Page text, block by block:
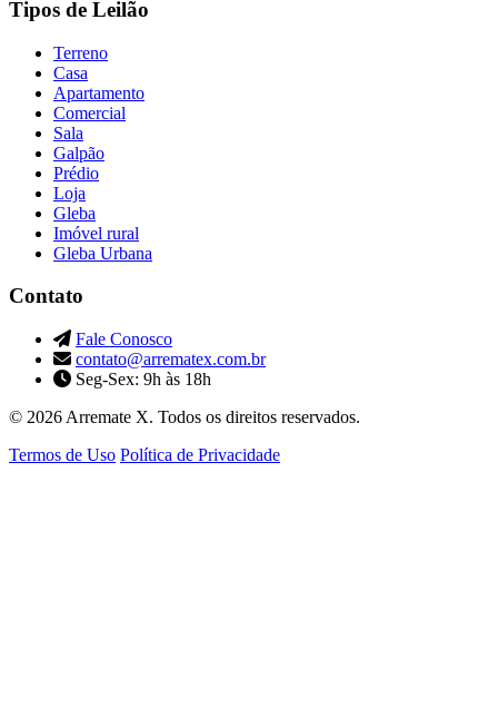
Tipos de Leilão
Terreno
Casa
Apartamento
Comercial
Sala
Galpão
Prédio
Loja
Gleba
Imóvel rural
Gleba Urbana
Contato
Fale Conosco
contato@arrematex.com.br
Seg-Sex: 9h às 18h
© 2026 Arremate X. Todos os direitos reservados.
Termos de Uso Política de Privacidade